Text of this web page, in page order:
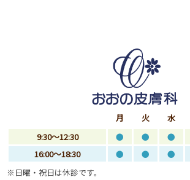
月 火 水
9:30～12:30
● ● ●
16:00～18:30
● ● ●
※日曜・祝日は休診です。